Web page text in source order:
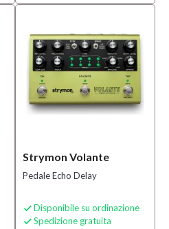
Strymon Volante
Pedale Echo Delay
 Disponibile su ordinazione
 Spedizione gratuita